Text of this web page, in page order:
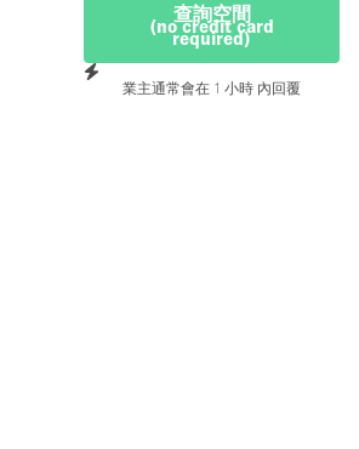
查詢空間
(no credit card
required)
業主通常會在 1 小時 內回覆